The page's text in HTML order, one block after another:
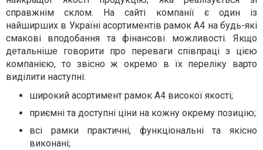
справжнім склом. На сайті компанії є один із
найширших в Україні асортиментів рамок А4 на будь-які
смакові вподобання та фінансові можливості. Якщо
детальніше говорити про переваги співпраці з цією
компанією, то звісно ж окремо в їх переліку варто
виділити наступні:
широкий асортимент рамок А4 високої якості;
приємні та доступні ціни на кожну окрему позицію;
всі рамки практичні, функціональні та якісно
виконані;